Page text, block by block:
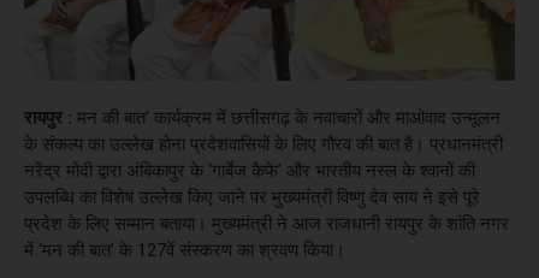
रायपुर : मन की बात’ कार्यक्रम में छत्तीसगढ़ के नवाचारों और माओवाद उन्मूलन
के संकल्प का उल्लेख होना प्रदेशवासियों के लिए गौरव की बात है। प्रधानमंत्री
नरेंद्र मोदी द्वारा अंबिकापुर के ‘गार्बेज कैफे’ और भारतीय नस्ल के श्वानों की
उपलब्धि का विशेष उल्लेख किए जाने पर मुख्यमंत्री विष्णु देव साय ने इसे पूरे
प्रदेश के लिए सम्मान बताया। मुख्यमंत्री ने आज राजधानी रायपुर के शांति नगर
में ‘मन की बात’ के 127वें संस्करण का श्रवण किया।